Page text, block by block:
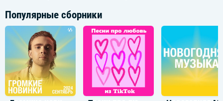
Популярные сборники